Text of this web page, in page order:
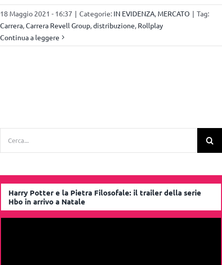
18 Maggio 2021 - 16:37 | Categorie: IN EVIDENZA, MERCATO | Tag:
Carrera,Carrera Revell Group,distribuzione, Rollplay
Continua a leggere
Harry Potter e la Pietra Filosofale: il trailer della serie
Hbo in arrivo a Natale